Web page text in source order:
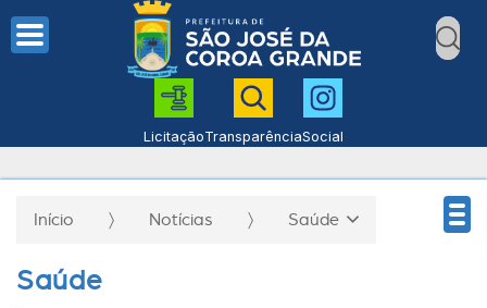
LicitaçãoTransparênciaSocial
Início Notícias Saúde
Saúde